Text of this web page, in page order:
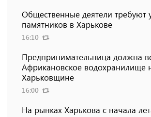
Общественные деятели требуют
памятников в Харькове
16:10
Предпринимательница должна
Африкановское водохранилище
Харьковщине
16:00
На рынках Харькова с начала